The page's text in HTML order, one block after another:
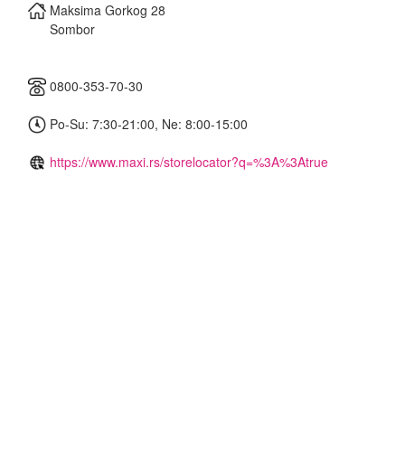
Maksima Gorkog 28
Sombor
0800-353-70-30
Po-Su: 7:30-21:00, Ne: 8:00-15:00
https://www.maxi.rs/storelocator?q=%3A%3Atrue